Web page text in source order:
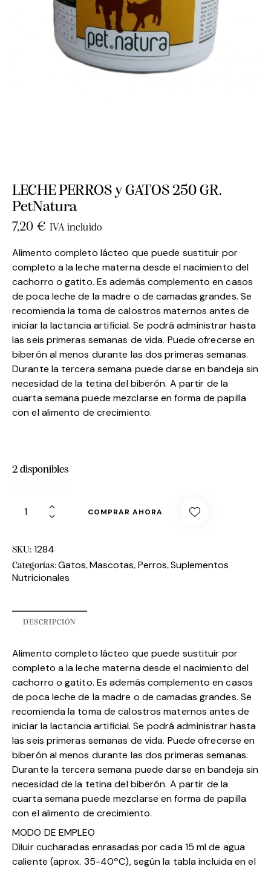
LECHE PERROS y GATOS 250 GR.
PetNatura
7,20 € IVA incluido
Alimento completo lácteo que puede sustituir por
completo a la leche materna desde el nacimiento del
cachorro o gatito. Es además complemento en casos
de poca leche de la madre o de camadas grandes. Se
recomienda la toma de calostros maternos antes de
iniciar la lactancia artificial. Se podrá administrar hasta
las seis primeras semanas de vida. Puede ofrecerse en
biberón al menos durante las dos primeras semanas.
Durante la tercera semana puede darse en bandeja sin
necesidad de la tetina del biberón. A partir de la
cuarta semana puede mezclarse en forma de papilla
con el alimento de crecimiento.
2 disponibles
COMPRAR AHORA
SKU: 1284
Categorías:Gatos, Mascotas, Perros,Suplementos
Nutricionales
DESCRIPCIÓN
Alimento completo lácteo que puede sustituir por
completo a la leche materna desde el nacimiento del
cachorro o gatito. Es además complemento en casos
de poca leche de la madre o de camadas grandes. Se
recomienda la toma de calostros maternos antes de
iniciar la lactancia artificial. Se podrá administrar hasta
las seis primeras semanas de vida. Puede ofrecerse en
biberón al menos durante las dos primeras semanas.
Durante la tercera semana puede darse en bandeja sin
necesidad de la tetina del biberón. A partir de la
cuarta semana puede mezclarse en forma de papilla
con el alimento de crecimiento.
MODO DE EMPLEO
Diluir cucharadas enrasadas por cada 15 ml de agua
caliente (aprox. 35-40ºC), según la tabla incluida en el